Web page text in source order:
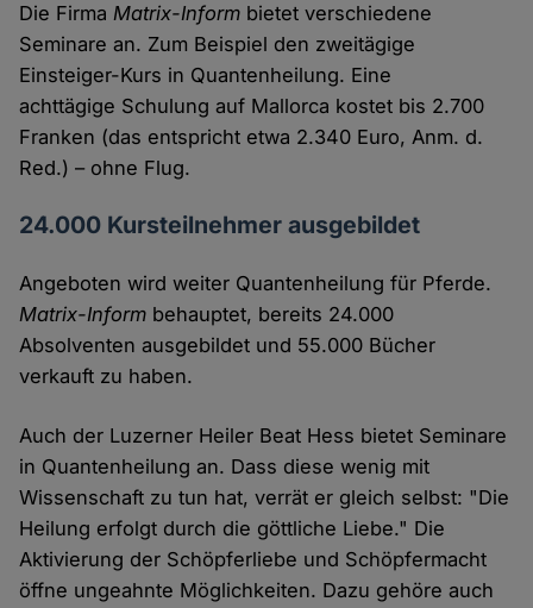
Die FirmaMatrix-Inform bietet verschiedene
Seminare an. Zum Beispiel den zweitägige
Einsteiger-Kurs in Quantenheilung. Eine
achttägige Schulung auf Mallorca kostet bis 2.700
Franken (das entspricht etwa 2.340 Euro, Anm. d.
Red.) – ohne Flug.
24.000 Kursteilnehmer ausgebildet
Angeboten wird weiter Quantenheilung für Pferde.
Matrix-Inform behauptet, bereits 24.000
Absolventen ausgebildet und 55.000 Bücher
verkauft zu haben.
Auch der Luzerner Heiler Beat Hess bietet Seminare
in Quantenheilung an. Dass diese wenig mit
Wissenschaft zu tun hat, verrät er gleich selbst: "Die
Heilung erfolgt durch die göttliche Liebe." Die
Aktivierung der Schöpferliebe und Schöpfermacht
öffne ungeahnte Möglichkeiten. Dazu gehöre auch